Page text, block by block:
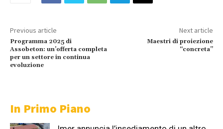
Previous article
Programma 2025 di
Assobeton: un’offerta completa
per un settore in continua
evoluzione
Next article
Maestri di proiezione
“concreta”
In Primo Piano